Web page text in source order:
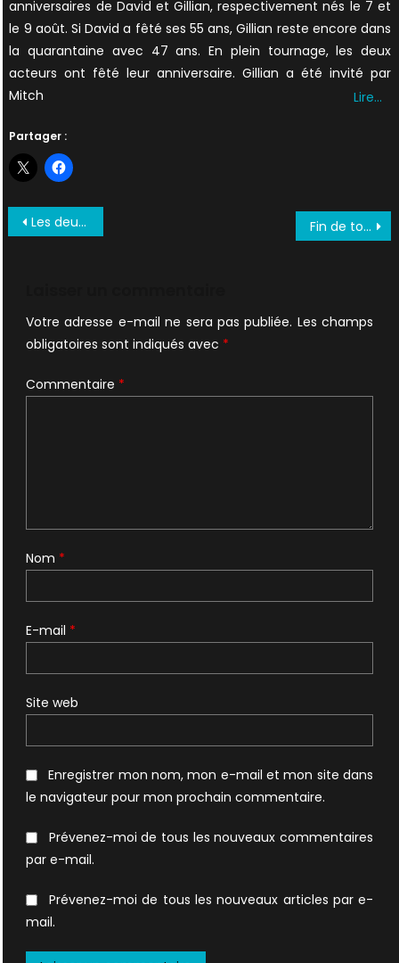
anniversaires de David et Gillian, respectivement nés le 7 et
le 9 août. Si David a fêté ses 55 ans, Gillian reste encore dans
la quarantaine avec 47 ans. En plein tournage, les deux
acteurs ont fêté leur anniversaire. Gillian a été invité par
Mitch
Lire…
Partager :
Navigation
Les deux derniers titres d’épisodes enfin connus + photos Fin de tournage pour X-Files
Votre adresse e-mail ne sera pas publiée. Les champs
obligatoires sont indiqués avec *
Commentaire *
Nom *
E-mail *
Site web
Enregistrer mon nom, mon e-mail et mon site dans
le navigateur pour mon prochain commentaire.
Prévenez-moi de tous les nouveaux commentaires
par e-mail.
Prévenez-moi de tous les nouveaux articles par e-
mail.